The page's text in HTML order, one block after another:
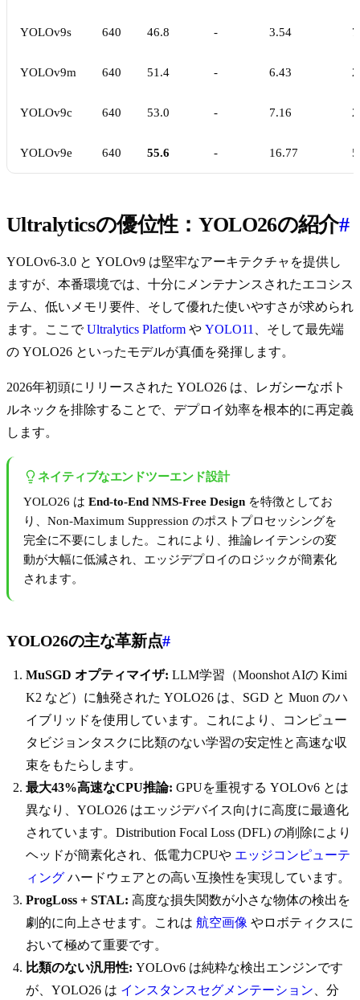
YOLOv9s 640 46.8 - 3.54
YOLOv9m 640 51.4 - 6.43
YOLOv9c 640 53.0 - 7.16
YOLOv9e 640 55.6 - 16.77
Ultralyticsの優位性：YOLO26の紹介#
YOLOv6-3.0 と YOLOv9 は堅牢なアーキテクチャを提供し
ますが、本番環境では、十分にメンテナンスされたエコシス
テム、低いメモリ要件、そして優れた使いやすさが求められ
ます。ここでUltralytics Platform や YOLO11
、そして最先端
の YOLO26 といったモデルが真価を発揮します。
2026年初頭にリリースされた YOLO26 は、レガシーなボト
ルネックを排除することで、デプロイ効率を根本的に再定義
します。
ネイティブなエンドツーエンド設計
YOLO26 は End-to-End NMS-Free Design を特徴としてお
り、Non-Maximum Suppression のポストプロセッシングを
完全に不要にしました。これにより、推論レイテンシの変
動が大幅に低減され、エッジデプロイのロジックが簡素化
されます。
YOLO26の主な革新点#
MuSGD オプティマイザ: LLM学習（Moonshot AIの Kimi
K2 など）に触発された YOLO26 は、SGD と Muon のハ
イブリッドを使用しています。これにより、コンピュー
タビジョンタスクに比類のない学習の安定性と高速な収
束をもたらします。
最大43%高速なCPU推論: GPUを重視する YOLOv6 とは
異なり、YOLO26 はエッジデバイス向けに高度に最適化
されています。Distribution Focal Loss (DFL) の削除により
ヘッドが簡素化され、低電力CPUや エッジコンピューテ
ィング ハードウェアとの高い互換性を実現しています。
ProgLoss + STAL: 高度な損失関数が小さな物体の検出を
劇的に向上させます。これは 航空画像 やロボティクスに
おいて極めて重要です。
比類のない汎用性: YOLOv6 は純粋な検出エンジンです
が、YOLO26 は インスタンスセグメンテーション 、分